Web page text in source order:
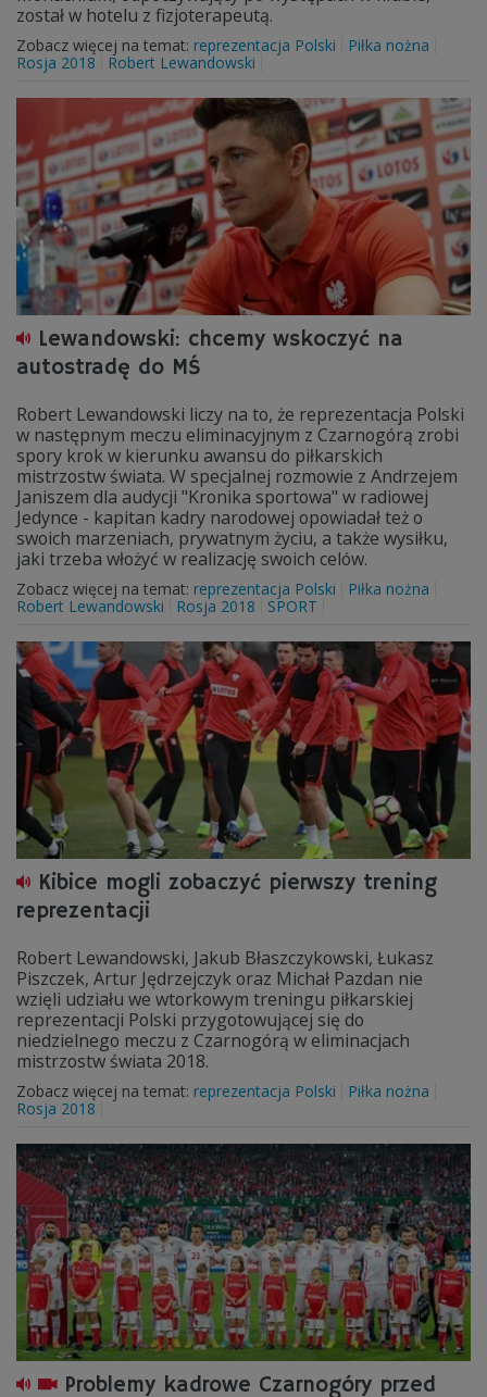
został w hotelu z fizjoterapeutą.
Zobacz więcej na temat: reprezentacja Polski
Piłka nożna
Rosja 2018
Robert Lewandowski
Lewandowski: chcemy wskoczyć na
autostradę do MŚ
Robert Lewandowski liczy na to, że reprezentacja Polski
w następnym meczu eliminacyjnym z Czarnogórą zrobi
spory krok w kierunku awansu do piłkarskich
mistrzostw świata. W specjalnej rozmowie z Andrzejem
Janiszem dla audycji "Kronika sportowa" w radiowej
Jedynce - kapitan kadry narodowej opowiadał też o
swoich marzeniach, prywatnym życiu, a także wysiłku,
jaki trzeba włożyć w realizację swoich celów.
Zobacz więcej na temat: reprezentacja Polski
Piłka nożna
Robert Lewandowski
Rosja 2018 SPORT
Kibice mogli zobaczyć pierwszy trening
reprezentacji
Robert Lewandowski, Jakub Błaszczykowski, Łukasz
Piszczek, Artur Jędrzejczyk oraz Michał Pazdan nie
wzięli udziału we wtorkowym treningu piłkarskiej
reprezentacji Polski przygotowującej się do
niedzielnego meczu z Czarnogórą w eliminacjach
mistrzostw świata 2018.
Zobacz więcej na temat: reprezentacja Polski
Piłka nożna
Rosja 2018
Problemy kadrowe Czarnogóry przed